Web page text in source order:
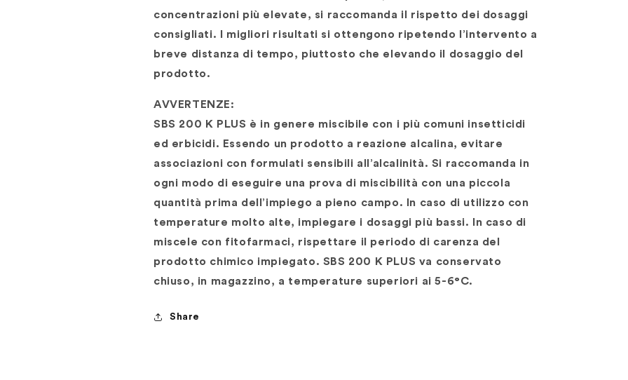
concentrazioni più elevate, si raccomanda il rispetto dei dosaggi
consigliati. I migliori risultati si ottengono ripetendo l’intervento a
breve distanza di tempo, piuttosto che elevando il dosaggio del
prodotto.
AVVERTENZE:
SBS 200 K PLUS è in genere miscibile con i più comuni insetticidi
ed erbicidi. Essendo un prodotto a reazione alcalina, evitare
associazioni con formulati sensibili all’alcalinità. Si raccomanda in
ogni modo di eseguire una prova di miscibilità con una piccola
quantità prima dell’impiego a pieno campo. In caso di utilizzo con
temperature molto alte, impiegare i dosaggi più bassi. In caso di
miscele con fitofarmaci, rispettare il periodo di carenza del
prodotto chimico impiegato. SBS 200 K PLUS va conservato
chiuso, in magazzino, a temperature superiori ai 5-6°C.
Share